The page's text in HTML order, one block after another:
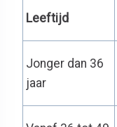
Leeftijd
Jonger dan 36
jaar